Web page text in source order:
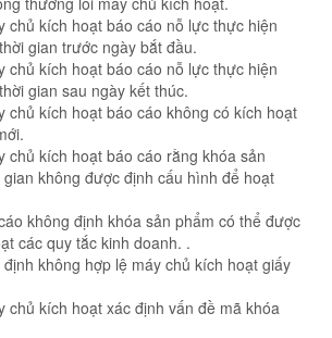
chủ kích hoạt báo cáo nỗ lực thực hiện
gian trước ngày bắt đầu.
chủ kích hoạt báo cáo nỗ lực thực hiện
gian sau ngày kết thúc.
chủ kích hoạt báo cáo không có kích hoạt
chủ kích hoạt báo cáo rằng khóa sản
không được định cấu hình để hoạt
không định khóa sản phẩm có thể được
các quy tắc kinh doanh. .
không hợp lệ máy chủ kích hoạt giấy
chủ kích hoạt xác định vấn đề mã khóa